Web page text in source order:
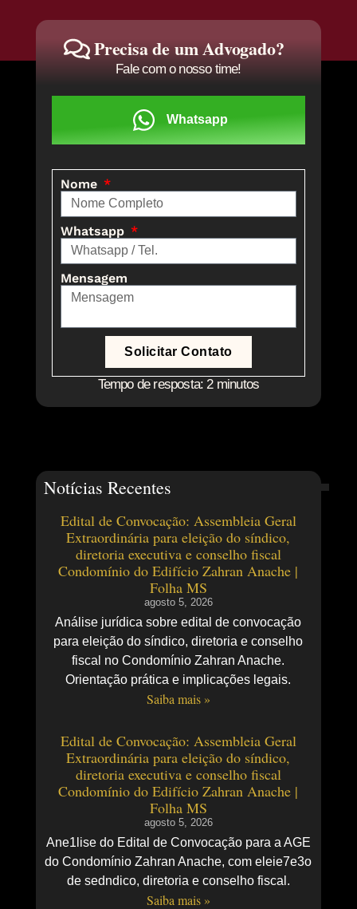
Precisa de um Advogado?
Fale com o nosso time!
Whatsapp
Nome
Whatsapp
Mensagem
Solicitar Contato
Tempo de resposta: 2 minutos
Notícias Recentes
Edital de Convocação: Assembleia Geral
Extraordinária para eleição do síndico,
diretoria executiva e conselho fiscal
Condomínio do Edifício Zahran Anache |
Folha MS
agosto 5, 2026
Análise jurídica sobre edital de convocação
para eleição do síndico, diretoria e conselho
fiscal no Condomínio Zahran Anache.
Orientação prática e implicações legais.
Saiba mais »
Edital de Convocação: Assembleia Geral
Extraordinária para eleição do síndico,
diretoria executiva e conselho fiscal
Condomínio do Edifício Zahran Anache |
Folha MS
agosto 5, 2026
Ane1lise do Edital de Convocação para a AGE
do Condomínio Zahran Anache, com eleie7e3o
de sedndico, diretoria e conselho fiscal.
Saiba mais »